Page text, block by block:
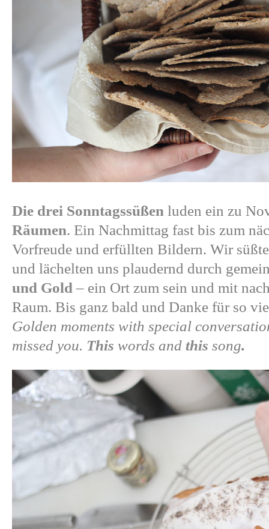
Die drei Sonntagssüßen luden ein zu
Räumen. Ein Nachmittag fast bis zum
Vorfreude und erfüllten Bildern. Wir
und lächelten uns plaudernd durch
und Gold – ein Ort zum sein und mit
Raum. Bis ganz bald und Danke für so
Golden moments with special
missed you. This words and this song.